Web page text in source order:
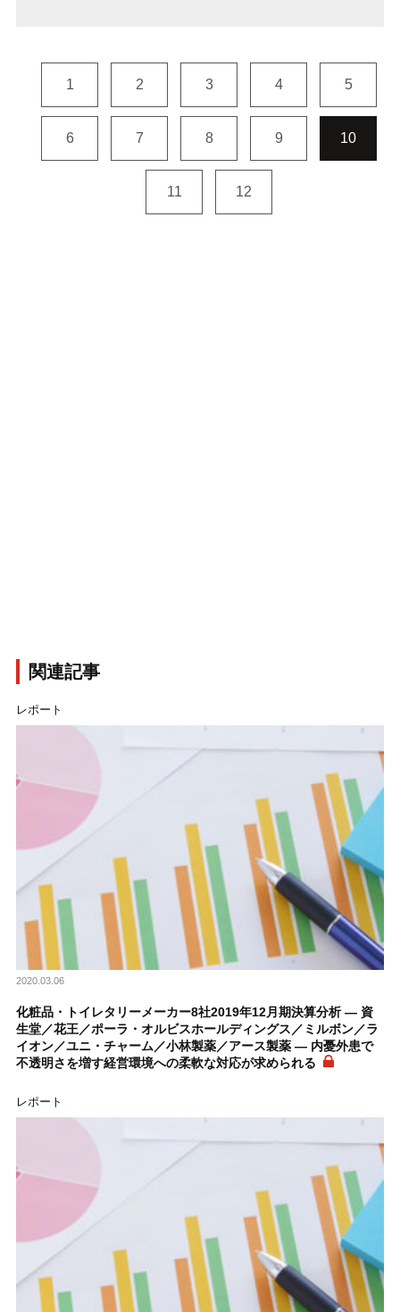
1 2 3 4 5
6 7 8 9 10
11 12
関連記事
レポート
2020.03.06
化粧品・トイレタリーメーカー8社2019年12月期決算分析 ― 資
生堂／花王／ポーラ・オルビスホールディングス／ミルボン／ラ
イオン／ユニ・チャーム／小林製薬／アース製薬 ― 内憂外患で
不透明さを増す経営環境への柔軟な対応が求められる
レポート